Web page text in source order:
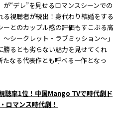
“デレ”を見せるロマンスシーンでの
視聴者が続出！身代わり結婚をする
ーとのカップル感の評価もすこぶる高
シークレット・ラブミッション～」
るとも劣らない魅力を見せてくれ
なる代表作とも呼べる一作となっ
聴率1位！中国Mango TVで時代劇ド
ロマンス時代劇！